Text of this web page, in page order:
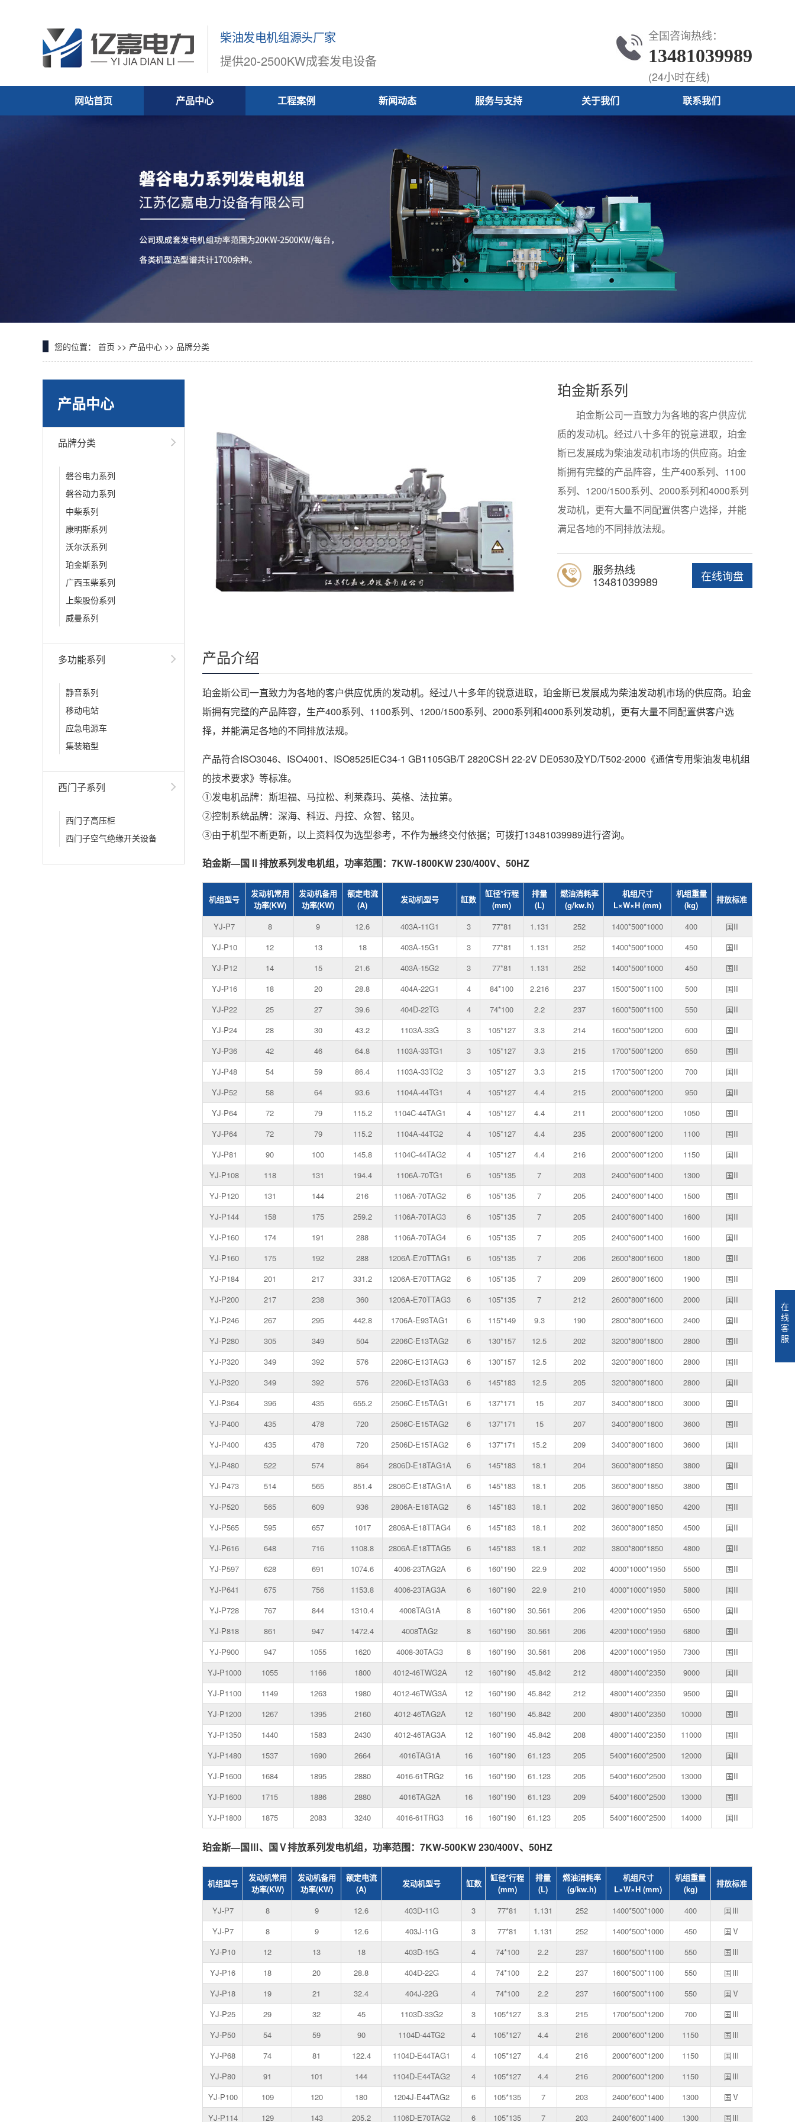
柴油发电机组源头厂家
提供20-2500KW成套发电设备
全国咨询热线：
13481039989
(24小时在线)
网站首页 产品中心 工程案例 新闻动态 服务与支持 关于我们 联系我们
您的位置： 首页 >> 产品中心 >> 品牌分类
产品中心
品牌分类
磐谷电力系列
磐谷动力系列
中柴系列
康明斯系列
沃尔沃系列
珀金斯系列
广西玉柴系列
上柴股份系列
威曼系列
多功能系列
静音系列
移动电站
应急电源车
集装箱型
西门子系列
西门子高压柜
西门子空气绝缘开关设备
珀金斯系列
珀金斯公司一直致力为各地的客户供应优
质的发动机。经过八十多年的锐意进取，珀金
斯已发展成为柴油发动机市场的供应商。珀金
斯拥有完整的产品阵容，生产400系列、1100
系列、1200/1500系列、2000系列和4000系列
发动机，更有大量不同配置供客户选择，并能
满足各地的不同排放法规。
在线询盘
服务热线
13481039989
产品介绍
珀金斯公司一直致力为各地的客户供应优质的发动机。经过八十多年的锐意进取，珀金斯已发展成为柴油发动机市场的供应商。珀金
斯拥有完整的产品阵容，生产400系列、1100系列、1200/1500系列、2000系列和4000系列发动机，更有大量不同配置供客户选
择，并能满足各地的不同排放法规。
产品符合ISO3046、ISO4001、ISO8525IEC34-1 GB1105GB/T 2820CSH 22-2V DE0530及YD/T502-2000《通信专用柴油发电机组
的技术要求》等标准。
①发电机品牌：斯坦福、马拉松、利莱森玛、英格、法拉第。
②控制系统品牌：深海、科迈、丹控、众智、铭贝。
③由于机型不断更新，以上资料仅为选型参考，不作为最终交付依据；可拨打13481039989进行咨询。
珀金斯—国Ⅱ排放系列发电机组，功率范围：7KW-1800KW 230/400V、50HZ
机组型号
发动机常用
功率(KW)
发动机备用
功率(KW)
额定电流
(A)
发动机型号 缸数
缸径*行程
(mm)
排量
(L)
燃油消耗率
(g/kw.h)
机组尺寸
L×W×H (mm)
机组重量
(kg)
排放标准
YJ-P7 8 9 12.6 403A-11G1 3 77*81 1.131 252 1400*500*1000 400
国II
YJ-P10
12 13 18 403A-15G1 3 77*81 1.131 252 1400*500*1000 450
国II
YJ-P12
14 15 21.6 403A-15G2 3 77*81 1.131 252 1400*500*1000 450
国II
YJ-P16
18 20 28.8 404A-22G1 4 84*100 2.216 237 1500*500*1100 500
国II
YJ-P22
25 27 39.6 404D-22TG 4 74*100 2.2 237 1600*500*1100 550
国II
YJ-P24
28 30 43.2 1103A-33G 3 105*127 3.3 214 1600*500*1200 600
国II
YJ-P36
42 46 64.8 1103A-33TG1 3 105*127 3.3 215 1700*500*1200 650
国II
YJ-P48
54 59 86.4 1103A-33TG2 3 105*127 3.3 215 1700*500*1200 700
国II
YJ-P52
58 64 93.6 1104A-44TG1 4 105*127 4.4 215 2000*600*1200 950
国II
YJ-P64
72 79 115.2 1104C-44TAG1 4 105*127 4.4 211 2000*600*1200 1050
国II
YJ-P64
72 79 115.2 1104A-44TG2 4 105*127 4.4 235 2000*600*1200 1100
国II
YJ-P81
90 100 145.8 1104C-44TAG2 4 105*127 4.4 216 2000*600*1200 1150
国II
YJ-P108
118 131 194.4 1106A-70TG1 6 105*135 7 203 2400*600*1400 1300
国II
YJ-P120
131 144 216 1106A-70TAG2 6 105*135 7 205 2400*600*1400 1500
国II
YJ-P144
158 175 259.2 1106A-70TAG3 6 105*135 7 205 2400*600*1400 1600
国II
YJ-P160
174 191 288 1106A-70TAG4 6 105*135 7 205 2400*600*1400 1600
国II
YJ-P160
175 192 288 1206A-E70TTAG1 6 105*135 7 206 2600*800*1600 1800
国II
YJ-P184
201 217 331.2 1206A-E70TTAG2 6 105*135 7 209 2600*800*1600 1900
国II
YJ-P200
217 238 360 1206A-E70TTAG3 6 105*135 7 212 2600*800*1600 2000
国II
YJ-P246
267 295 442.8 1706A-E93TAG1 6 115*149 9.3 190 2800*800*1600 2400
国II
YJ-P280
305 349 504 2206C-E13TAG2 6 130*157 12.5 202 3200*800*1800 2800
国II
YJ-P320
349 392 576 2206C-E13TAG3 6 130*157 12.5 202 3200*800*1800 2800
国II
YJ-P320
349 392 576 2206D-E13TAG3 6 145*183 12.5 205 3200*800*1800 2800
国II
YJ-P364
396 435 655.2 2506C-E15TAG1 6 137*171 15 207 3400*800*1800 3000
国II
YJ-P400
435 478 720 2506C-E15TAG2 6 137*171 15 207 3400*800*1800 3600
国II
YJ-P400
435 478 720 2506D-E15TAG2 6 137*171 15.2 209 3400*800*1800 3600
国II
YJ-P480
522 574 864 2806D-E18TAG1A 6 145*183 18.1 204 3600*800*1850 3800
国II
YJ-P473
514 565 851.4 2806C-E18TAG1A 6 145*183 18.1 205 3600*800*1850 3800
国II
YJ-P520
565 609 936 2806A-E18TAG2 6 145*183 18.1 202 3600*800*1850 4200
国II
YJ-P565
595 657 1017 2806A-E18TTAG4 6 145*183 18.1 202 3600*800*1850 4500
国II
YJ-P616
648 716 1108.8 2806A-E18TTAG5 6 145*183 18.1 202 3800*800*1850 4800
国II
YJ-P597
628 691 1074.6 4006-23TAG2A 6 160*190 22.9 202 4000*1000*1950 5500
国II
YJ-P641
675 756 1153.8 4006-23TAG3A 6 160*190 22.9 210 4000*1000*1950 5800
国II
YJ-P728
767 844 1310.4 4008TAG1A 8 160*190 30.561 206 4200*1000*1950 6500
国II
YJ-P818
861 947 1472.4 4008TAG2 8 160*190 30.561 206 4200*1000*1950 6800
国II
YJ-P900
947 1055 1620 4008-30TAG3 8 160*190 30.561 206 4200*1000*1950 7300
国II
YJ-P1000
1055 1166 1800 4012-46TWG2A 12 160*190 45.842 212 4800*1400*2350 9000
国II
YJ-P1100
1149 1263 1980 4012-46TWG3A 12 160*190 45.842 212 4800*1400*2350 9500
国II
YJ-P1200
1267 1395 2160 4012-46TAG2A 12 160*190 45.842 200 4800*1400*2350 10000
国II
YJ-P1350
1440 1583 2430 4012-46TAG3A 12 160*190 45.842 208 4800*1400*2350 11000
国II
YJ-P1480
1537 1690 2664 4016TAG1A 16 160*190 61.123 205 5400*1600*2500 12000
国II
YJ-P1600
1684 1895 2880 4016-61TRG2 16 160*190 61.123 205 5400*1600*2500 13000
国II
YJ-P1600
1715 1886 2880 4016TAG2A 16 160*190 61.123 209 5400*1600*2500 13000
国II
YJ-P1800
1875 2083 3240 4016-61TRG3 16 160*190 61.123 205 5400*1600*2500 14000 国II
珀金斯—国Ⅲ、国Ⅴ排放系列发电机组，功率范围：7KW-500KW 230/400V、50HZ
机组型号
发动机常用
功率(KW)
发动机备用
功率(KW)
额定电流
(A)
发动机型号 缸数
缸径*行程
(mm)
排量
(L)
燃油消耗率
(g/kw.h)
机组尺寸
L×W×H (mm)
机组重量
(kg)
排放标准
YJ-P7 8 9 12.6 403D-11G 3 77*81 1.131 252 1400*500*1000 400
国Ⅲ
YJ-P7
8 9 12.6 403J-11G 3 77*81 1.131 252 1400*500*1000 450
国Ⅴ
YJ-P10
12 13 18 403D-15G 4 74*100 2.2 237 1600*500*1100 550
国Ⅲ
YJ-P16
18 20 28.8 404D-22G 4 74*100 2.2 237 1600*500*1100 550
国Ⅲ
YJ-P18
19 21 32.4 404J-22G 4 74*100 2.2 237 1600*500*1100 550
国Ⅴ
YJ-P25
29 32 45 1103D-33G2 3 105*127 3.3 215 1700*500*1200 700
国Ⅲ
YJ-P50
54 59 90 1104D-44TG2 4 105*127 4.4 216 2000*600*1200 1150
国Ⅲ
YJ-P68
74 81 122.4 1104D-E44TAG1 4 105*127 4.4 216 2000*600*1200 1150
国Ⅲ
YJ-P80
91 101 144 1104D-E44TAG2 4 105*127 4.4 216 2000*600*1200 1150
国Ⅲ
YJ-P100
109 120 180 1204J-E44TAG2 6 105*135 7 203 2400*600*1400 1300
国Ⅴ
YJ-P114
129 143 205.2 1106D-E70TAG2 6 105*135 7 203 2400*600*1400 1300 国Ⅲ
在
线
客
服